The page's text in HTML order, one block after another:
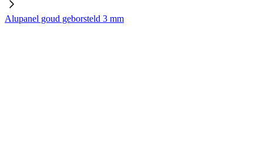
Alupanel goud geborsteld 3 mm